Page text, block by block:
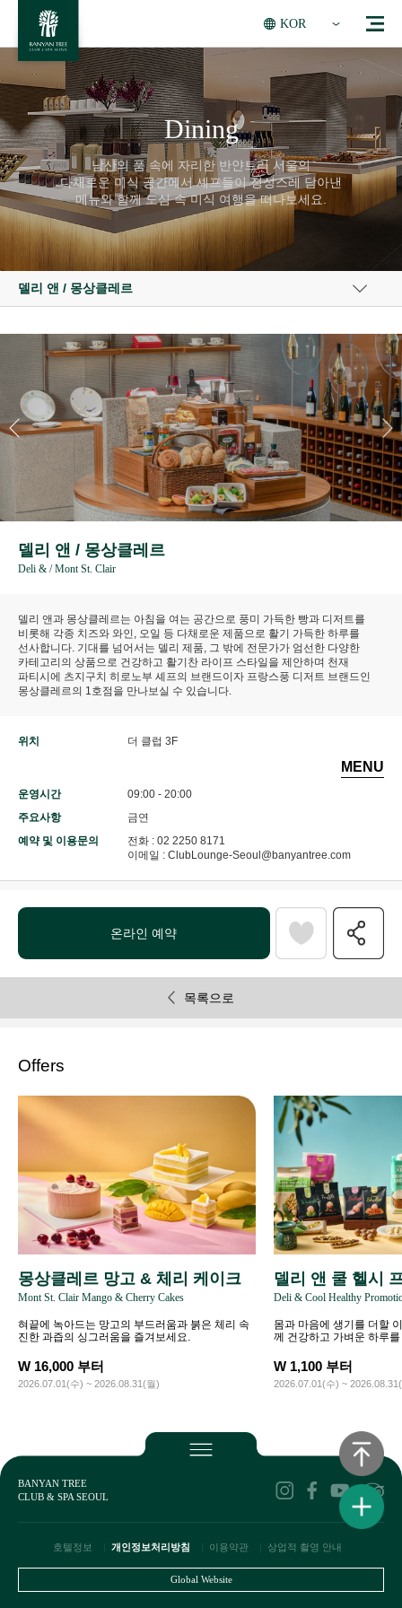
KOR
Dining
남산의 품 속에 자리한 반얀트리 서울의
다채로운 미식 공간에서 셰프들이 정성스레 담아낸
메뉴와 함께 도심 속 미식 여행을 떠나보세요.
델리 앤 / 몽상클레르
델리 앤 / 몽상클레르
Deli & / Mont St. Clair
델리 앤과 몽상클레르는 아침을 여는 공간으로 풍미 가득한 빵과 디저트를
비롯해 각종 치즈와 와인, 오일 등 다채로운 제품으로 활기 가득한 하루를
선사합니다. 기대를 넘어서는 델리 제품, 그 밖에 전문가가 엄선한 다양한
카테고리의 상품으로 건강하고 활기찬 라이프 스타일을 제안하며 천재
파티시에 츠지구치 히로노부 셰프의 브랜드이자 프랑스풍 디저트 브랜드인
몽상클레르의 1호점을 만나보실 수 있습니다.
위치 더 클럽 3F
MENU
운영시간
09:00 - 20:00
주요사항
금연
예약 및 이용문의
전화 : 02 2250 8171
이메일 : ClubLounge-Seoul@banyantree.com
온라인 예약
목록으로
Offers
몽상클레르 망고 & 체리 케이크
Mont St. Clair Mango & Cherry Cakes
혀끝에 녹아드는 망고의 부드러움과 붉은 체리 속
진한 과즙의 싱그러움을 즐겨보세요.
W 16,000 부터
2026.07.01(수) ~ 2026.08.31(월)
델리 앤 쿨 헬시
Deli & Cool Healthy
몸과 마음에 생기를 더할
께 건강하고 가벼운 하루
W 1,100 부터
2026.07.01(수) ~
BANYAN TREE
CLUB & SPA SEOUL
호텔정보 개인정보처리방침 이용약관 상업적 촬영 안내
Global Website